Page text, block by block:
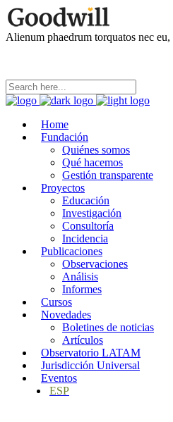
Alienum phaedrum torquatos nec
Home
Fundación
Quiénes somos
Qué hacemos
Gestión transparente
Proyectos
Educación
Investigación
Consultoría
Incidencia
Publicaciones
Observaciones
Análisis
Informes
Cursos
Novedades
Boletines de noticias
Artículos
Observatorio LATAM
Jurisdicción Universal
Eventos
ESP